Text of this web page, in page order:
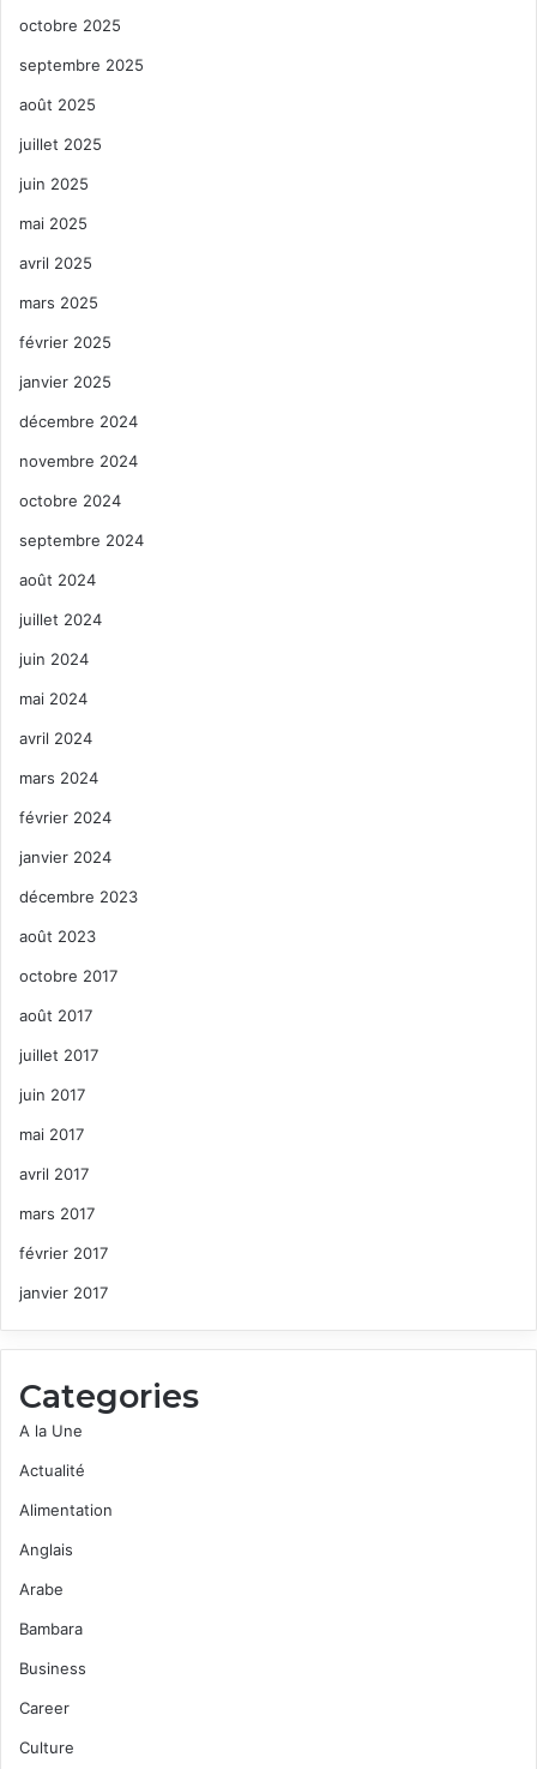
octobre 2025
septembre 2025
août 2025
juillet 2025
juin 2025
mai 2025
avril 2025
mars 2025
février 2025
janvier 2025
décembre 2024
novembre 2024
octobre 2024
septembre 2024
août 2024
juillet 2024
juin 2024
mai 2024
avril 2024
mars 2024
février 2024
janvier 2024
décembre 2023
août 2023
octobre 2017
août 2017
juillet 2017
juin 2017
mai 2017
avril 2017
mars 2017
février 2017
janvier 2017
Categories
A la Une
Actualité
Alimentation
Anglais
Arabe
Bambara
Business
Career
Culture